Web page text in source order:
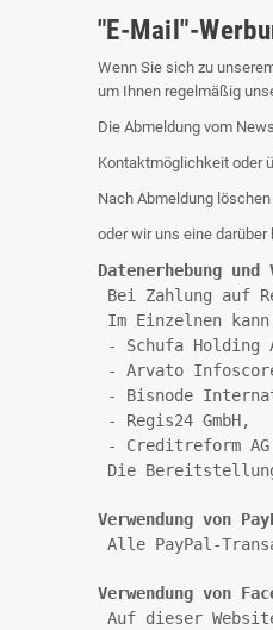
"E-Mail"-
Wenn Sie sich zu
um Ihnen regelmäßig
Die Abmeldung vom
Kontaktmöglichkeit oder
Nach Abmeldung
oder wir uns eine
Datenerhebung
Bei Zahlung auf
Im Einzelnen
- Schufa Holding
- Arvato Infoscore
- Bisnode
- Regis24 GmbH,
- Creditreform
Die
Verwendung von
Alle PayPal-
Verwendung von
Auf dieser